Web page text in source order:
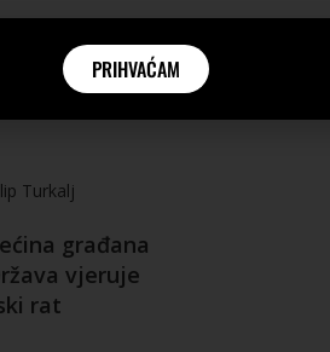
INTERVJUI AKTUALNO
građana
vjeruje
rat
PRIHVAĆAM